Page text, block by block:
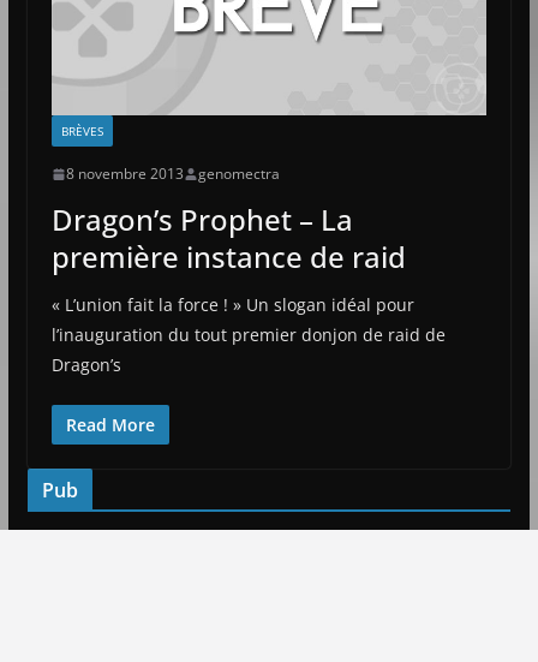
BRÈVES
8 novembre 2013 genomectra
Dragon’s Prophet – La
première instance de raid
« L’union fait la force ! » Un slogan idéal pour
l’inauguration du tout premier donjon de raid de
Dragon’s
Read More
Pub